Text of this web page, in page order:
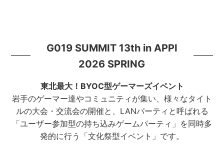
G019 SUMMIT 13th in APPI
2026 SPRING
東北最大！BYOC型ゲーマーズイベント
岩手のゲーマー達やコミュニティが集い、様々なタイト
ルの大会・交流会の開催と、 LANパーティと呼ばれる
「ユーザー参加型の持ち込みゲームパーティ」を同時多
発的に行う「文化祭型イベント」です。